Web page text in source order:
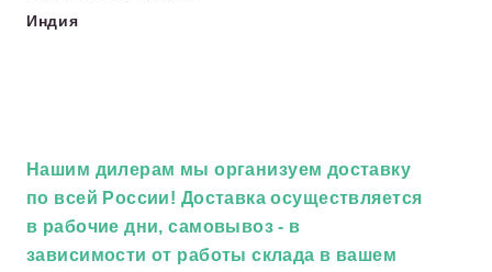
Индия
Нашим дилерам мы организуем доставку
по всей России! Доставка осуществляется
в рабочие дни, самовывоз - в
зависимости от работы склада в вашем